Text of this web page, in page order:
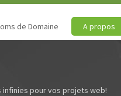
de Domaine A propos
pour vos projets web!